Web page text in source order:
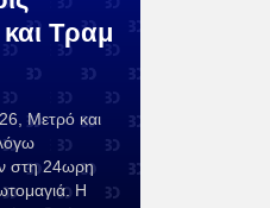
Τραμ
Μετρό και
στη 24ωρη
Η